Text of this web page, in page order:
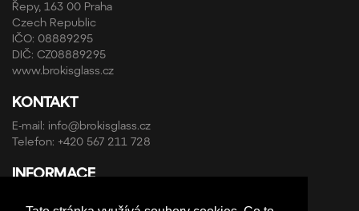
Řepy, 163 00 Praha
Czech Republic
IČO: 08889295
DIČ: CZ08889295
www.brokisglass.cz
KONTAKT
E-mail: info@brokisglass.cz
Telefon: +420 567 211 728
INFORMACE